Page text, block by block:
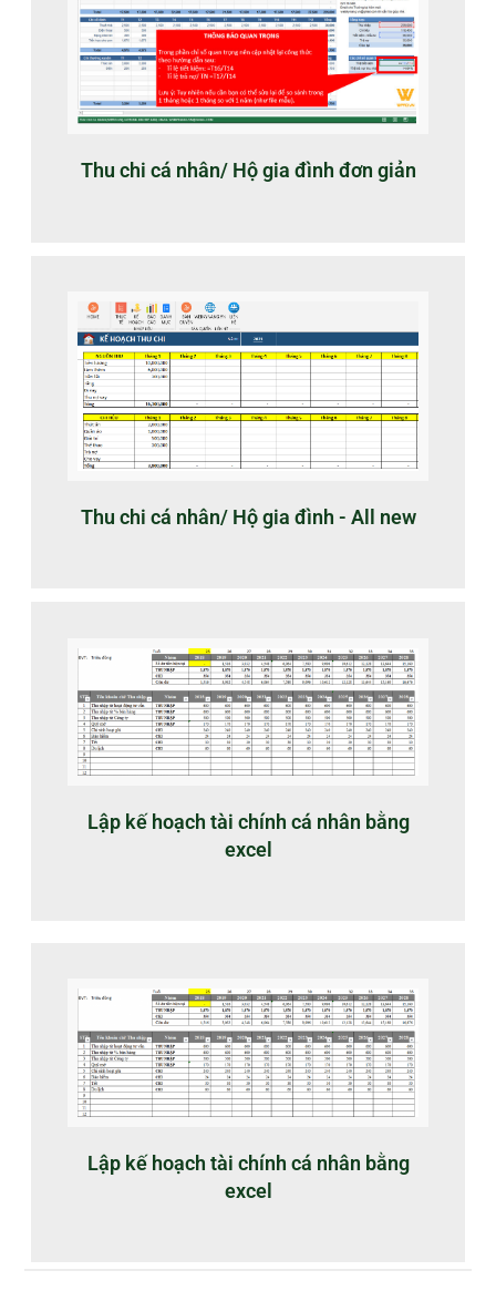
Thu chi cá nhân/ Hộ gia đình đơn giản
Thu chi cá nhân/ Hộ gia đình - All new
Lập kế hoạch tài chính cá nhân bằng
excel
Lập kế hoạch tài chính cá nhân bằng
excel